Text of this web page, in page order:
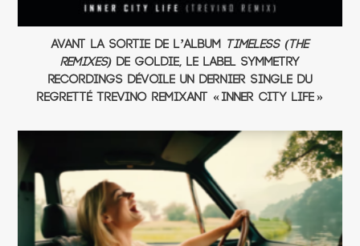
Avant la sortie de l’album Timeless (The
Remixes) de Goldie, le label Symmetry
Recordings dévoile un dernier single du
regretté Trevino remixant « Inner City Life »